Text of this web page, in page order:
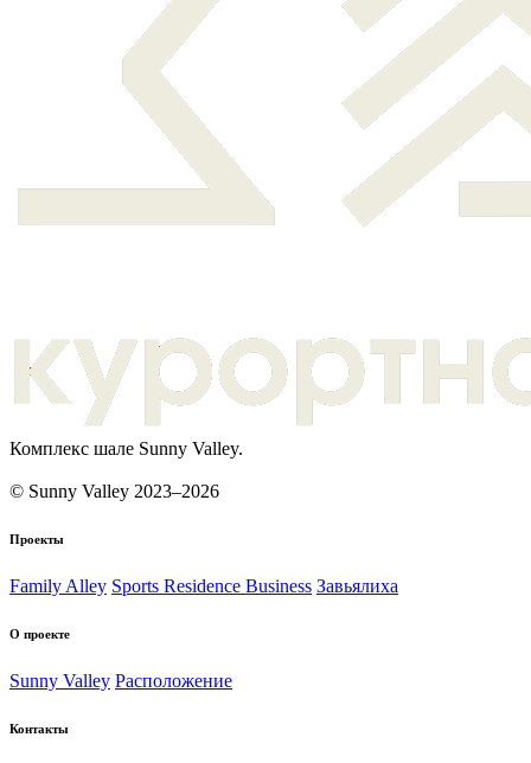
Комплекс шале Sunny Valley.
© Sunny Valley 2023–2026
Проекты
Family Alley Sports Residence Business Завьялиха
О проекте
Sunny Valley Расположение
Контакты